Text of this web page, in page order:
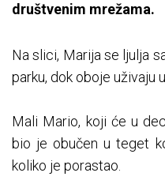
društvenim mrežama.
Na slici, Marija se ljulja
parku, dok oboje uživaju
Mali Mario, koji će u
bio je obučen u teget
koliko je porastao.